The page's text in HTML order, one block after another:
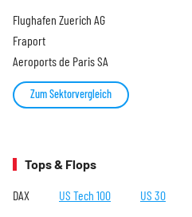
Flughafen Zuerich AG
Fraport
Aeroports de Paris SA
Zum Sektorvergleich
Tops & Flops
DAX US Tech 100 US 30